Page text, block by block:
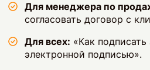
Для менеджера по
согласовать договор с
Для всех: «Как подписать
электронной подписью».